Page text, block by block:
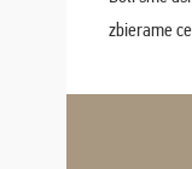
zbierame
osudu -